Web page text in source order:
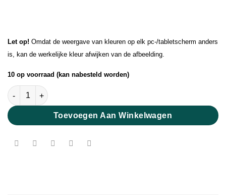
Let op! Omdat de weergave van kleuren op elk pc-/tabletscherm anders
is, kan de werkelijke kleur afwijken van de afbeelding.
10 op voorraad (kan nabesteld worden)
Honey Alpaca Organdy aantal
Toevoegen Aan Winkelwagen